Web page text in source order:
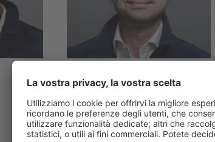
TREVISO & PORDENONE
Emanuele
Pastorello